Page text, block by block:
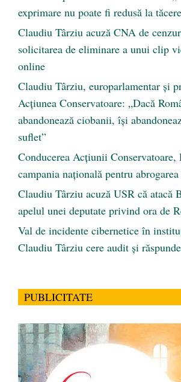
exprimare nu poate fi redusă la tăcere
Claudiu Târziu acuză CNA de
solicitarea de eliminare a unui clip
online
Claudiu Târziu, europarlamentar și
Acțiunea Conservatoare: „Dacă
abandonează ciobanii, își
suflet”
Conducerea Acțiunii
campania națională pentru
Claudiu Târziu acuză USR că atacă
apelul unei deputate privind ora de
Val de incidente cibernetice în
Claudiu Târziu cere audit și
PUBLICITATE